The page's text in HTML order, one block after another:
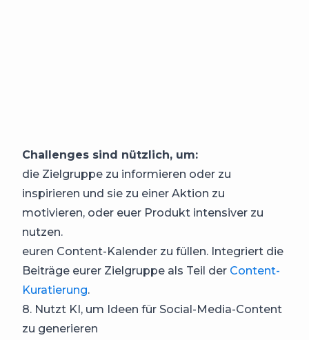
Challenges sind nützlich, um:
die Zielgruppe zu informieren oder zu
inspirieren und sie zu einer Aktion zu
motivieren, oder euer Produkt intensiver zu
nutzen.
euren Content-Kalender zu füllen. Integriert die
Beiträge eurer Zielgruppe als Teil der Content-
Kuratierung.
8. Nutzt KI, um Ideen für Social-Media-Content
zu generieren